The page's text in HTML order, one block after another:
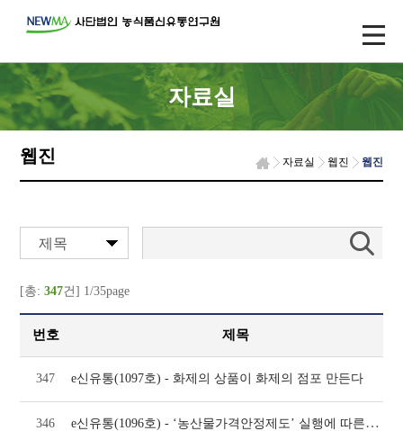
자료실
웹진 자료실 웹진 웹진
제목
[총:347건] 1/35page
번호 제목
347 e신유통(1097호) - 화제의 상품이 화제의 점포 만든다
346 e신유통(1096호) - ‘농산물가격안정제도’ 실행에 따른 이슈 검토